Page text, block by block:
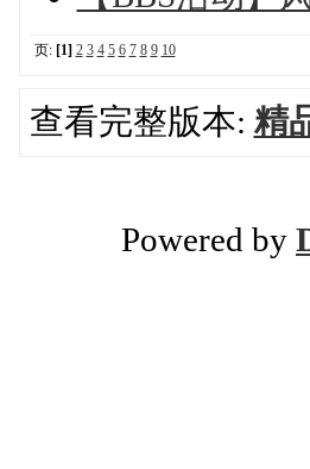
页: [1] 2 3 4 5 6 7 8 9 10
查看完整版本: 精
Powered by